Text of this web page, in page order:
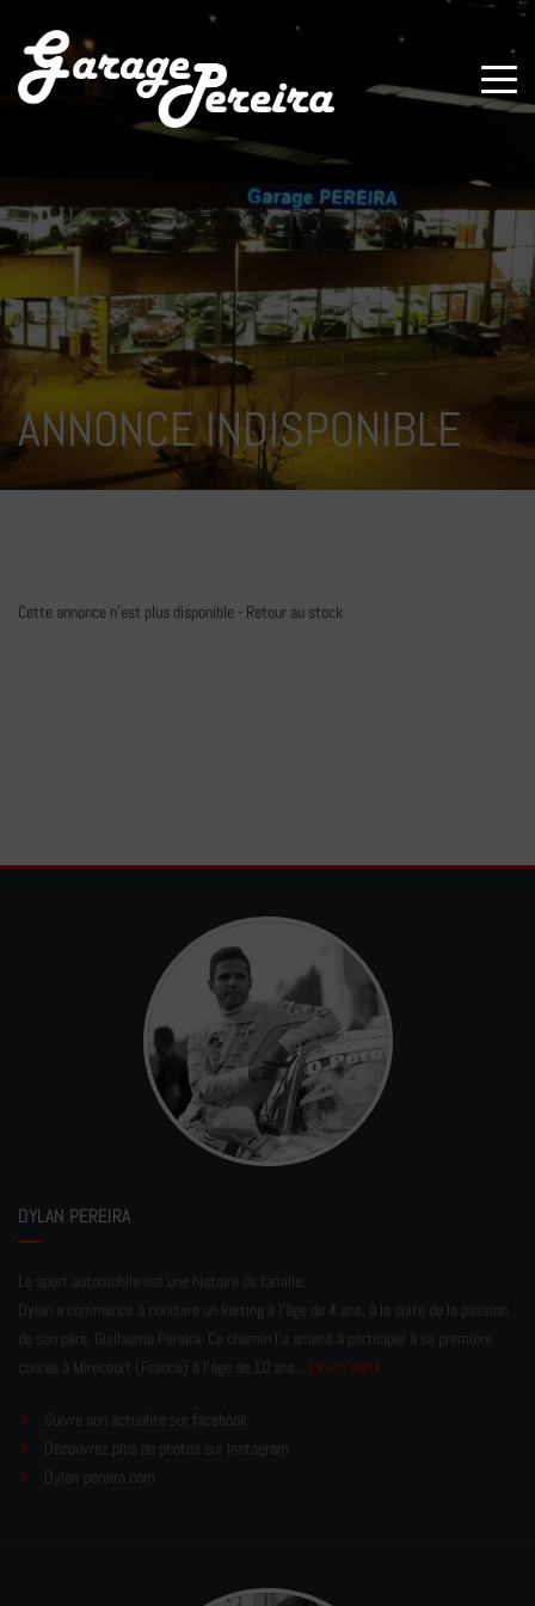
ANNONCE INDISPONIBLE
Cette annonce n'est plus disponible - Retour au stock
DYLAN PEREIRA
Le sport automobile est une histoire de famille.
Dylan a commencé à conduire un karting à l’âge de 4 ans, à la suite de la passion
de son père, Guillaume Pereira. Ce chemin l'a amené à participer à sa première
course à Mirecourt (France) à l'âge de 10 ans... Lire la suite
Suivre son actualité sur facebook
Découvrez plus de photos sur Instagram
Dylan-pereira.com
Paramètres avancés des cookies